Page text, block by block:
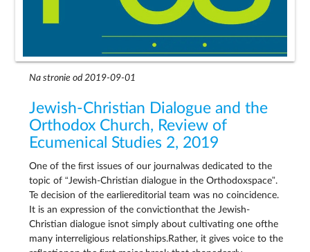
Na stronie od 2019-09-01
Jewish-Christian Dialogue and the
Orthodox Church, Review of
Ecumenical Studies 2, 2019
One of the ﬁrst issues of our journalwas dedicated to the
topic of “Jewish-Christian dialogue in the Orthodoxspace”.
Te decision of the earliereditorial team was no coincidence.
It is an expression of the convictionthat the Jewish-
Christian dialogue isnot simply about cultivating one ofthe
many interreligious relationships.Rather, it gives voice to the